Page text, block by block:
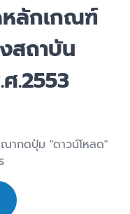
หลักเกณฑ์
สถาบัน
.2553
ณากดปุ่ม "ดาวน์โหลด"